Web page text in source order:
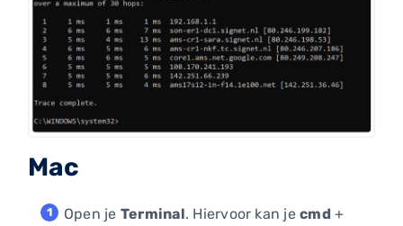
Mac
Open je Terminal. Hiervoor kan jecmd+